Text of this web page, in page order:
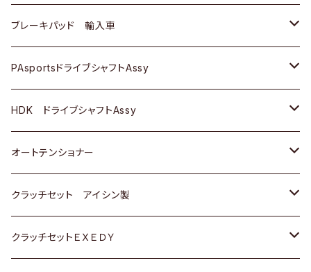
三菱
スバル
ＢＥＮＺ
三菱
スバル
マツダ
三菱
スバル
ダイハツ
マツダ
三菱
スバル
日産
ダイハツ
マツダ
三菱
スバル
日産
ダイハツ
マツダ
三菱
スバル
ホンダ
スズキ
日産
いすゞ
ダイハツ
マツダ
ＡＵＤＩ
ＢＥＮＺ
ＢＭＷ
GOLF
ＷＡＧＥＮ
アストロ（シボレー）
ブレーキパッド 輸入車
ＢＥＮＺ
ＢＭＷ
ＷＡＧＥＮ
ＶＯＬＶＯ
PAsportsドライブシャフトAssy
トヨタ
ホンダ
スズキ
日産
HDK ドライブシャフトAssy
スズキ
ダイハツ
日産
オートテンショナー
トヨタ
クラッチセット アイシン製
ホンダ
クラッチセットＥＸＥＤＹ